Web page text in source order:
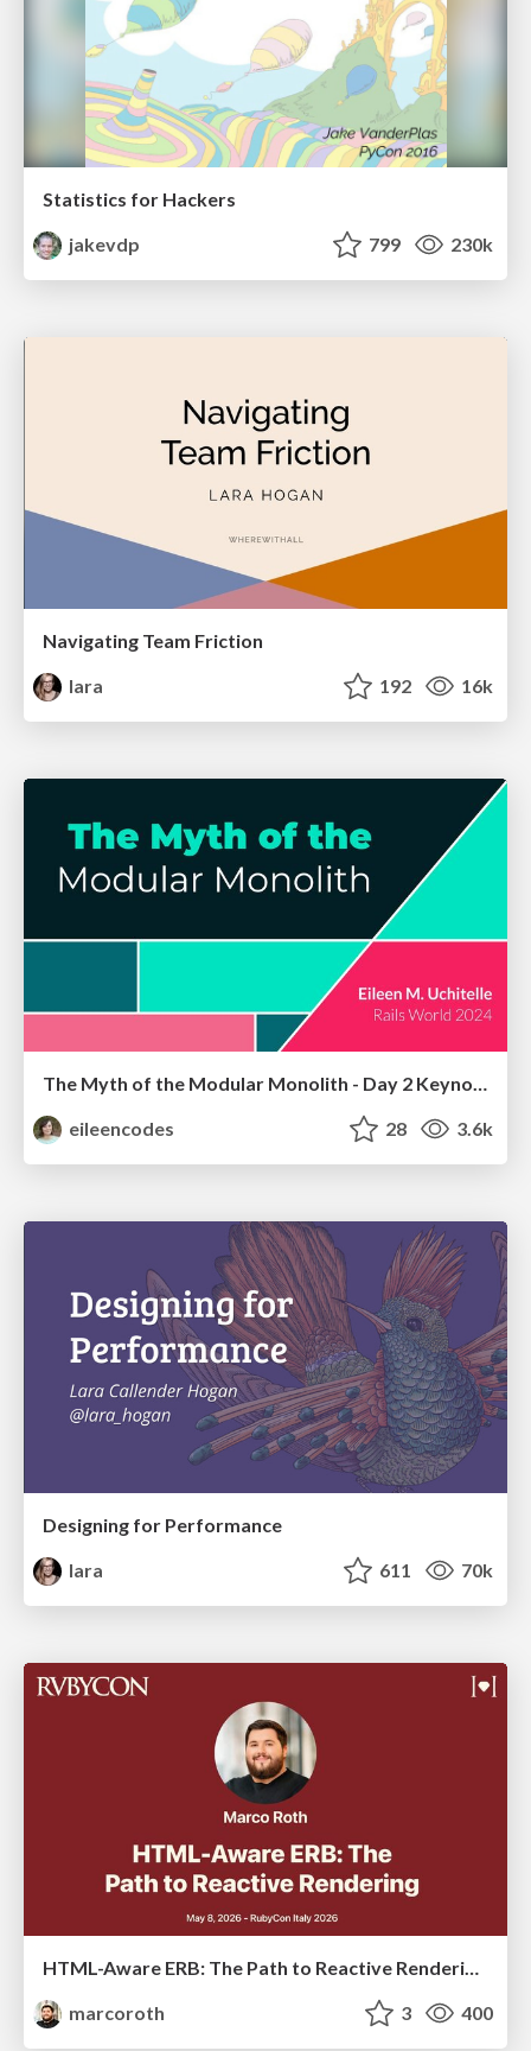
Statistics for Hackers
jakevdp
799 230k
Navigating Team Friction
lara
192 16k
The Myth of the Modular Monolith - Day 2 Keynote - Rails World 2024
eileencodes
28 3.6k
Designing for Performance
lara
611 70k
marcoroth
3 400